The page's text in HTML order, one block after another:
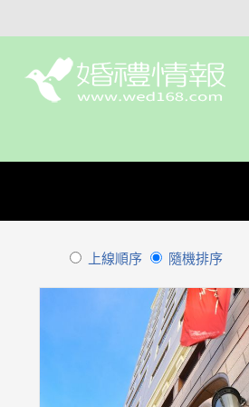
上線順序 隨機排序